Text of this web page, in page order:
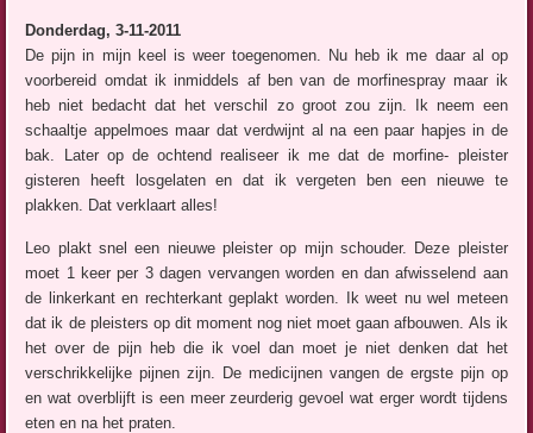
Donderdag, 3-11-2011
De pijn in mijn keel is weer toegenomen. Nu heb ik me daar al op
voorbereid omdat ik inmiddels af ben van de morfinespray maar ik
heb niet bedacht dat het verschil zo groot zou zijn. Ik neem een
schaaltje appelmoes maar dat verdwijnt al na een paar hapjes in de
bak. Later op de ochtend realiseer ik me dat de morfine- pleister
gisteren heeft losgelaten en dat ik vergeten ben een nieuwe te
plakken. Dat verklaart alles!
Leo plakt snel een nieuwe pleister op mijn schouder. Deze pleister
moet 1 keer per 3 dagen vervangen worden en dan afwisselend aan
de linkerkant en rechterkant geplakt worden. Ik weet nu wel meteen
dat ik de pleisters op dit moment nog niet moet gaan afbouwen. Als ik
het over de pijn heb die ik voel dan moet je niet denken dat het
verschrikkelijke pijnen zijn. De medicijnen vangen de ergste pijn op
en wat overblijft is een meer zeurderig gevoel wat erger wordt tijdens
eten en na het praten.